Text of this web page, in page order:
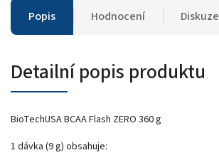
Popis Hodnocení Diskuze
Detailní popis produktu
BioTechUSA BCAA Flash ZERO 360 g
1 dávka (9 g) obsahuje: